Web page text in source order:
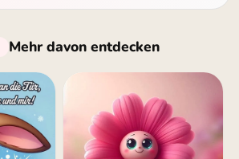
Mehr davon entdecken